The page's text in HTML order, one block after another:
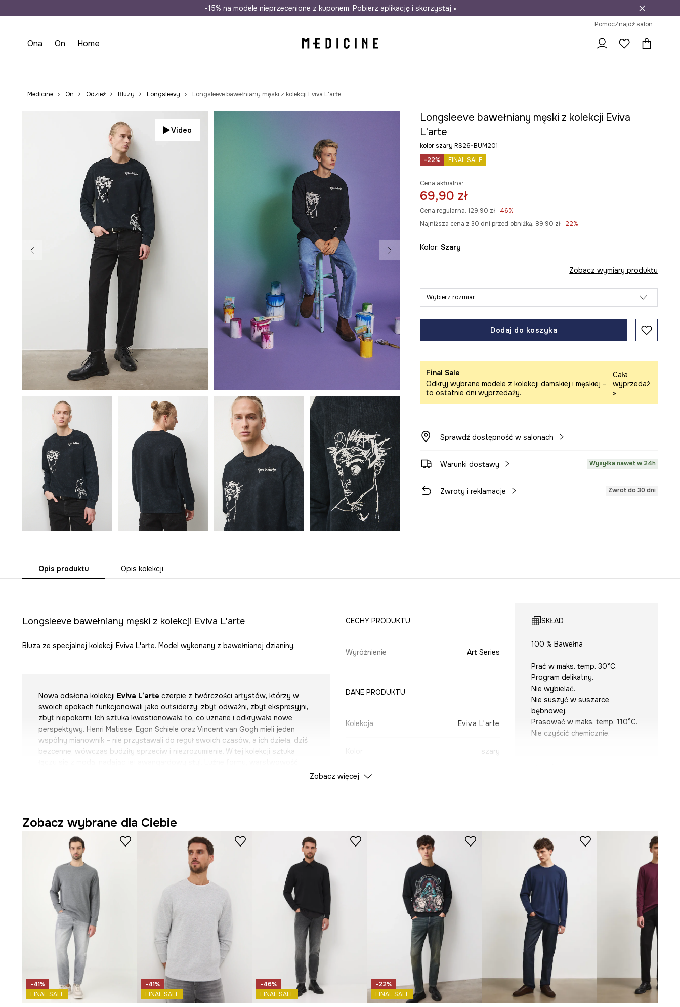
Wysyłka nawet w 24h Darmowa dostawa do salonów 30 dni na zwrot
-15% na modele nieprzecenione z kuponem. Pobierz aplikację i skorzystaj »
PomocZnajdź salon
Ona On Home
Medicine On Odzież Bluzy Longsleevy Longsleeve bawełniany męski z kolekcji Eviva L'arte
Video
Longsleeve bawełniany męski z kolekcji Eviva
L'arte
kolor szary RS26-BUM201
-22%
FINAL SALE
Cena aktualna:
69,90 zł
Cena regularna: 129,90 zł-46%
Najniższa cena z 30 dni przed obniżką: 89,90 zł -22%
Kolor: szary
Zobacz wymiary produktu
Wybierz rozmiar
Dodaj do koszyka
Final Sale
Odkryj wybrane modele z kolekcji damskiej i męskiej –
to ostatnie dni wyprzedaży.
Cała
wyprzedaż
»
Sprawdź dostępność w salonach
Warunki dostawy Wysyłka nawet w 24h
Zwroty i reklamacje Zwrot do 30 dni
Opis produktu Opis kolekcji
Longsleeve bawełniany męski z kolekcji Eviva L'arte
Bluza ze specjalnej kolekcji Eviva L'arte. Model wykonany z bawełnianej dzianiny.
Nowa odsłona kolekcji Eviva L’arte czerpie z twórczości artystów, którzy w
swoich epokach funkcjonowali jako outsiderzy: zbyt odważni, zbyt ekspresyjni,
zbyt niepokorni. Ich sztuka kwestionowała to, co uznane i odkrywała nowe
perspektywy. Henri Matisse, Egon Schiele oraz Vincent van Gogh mieli jeden
wspólny mianownik – nie przystawali do reguł swoich czasów, a ich dzieła, dziś
bezcenne, wówczas budziły sprzeciw i niezrozumienie. W tej kolekcji sztuka
swobodna sylwetka i artystyczny „chaos” tworzą stylizacje, które nie narzucają
dodatki do wnętrz, dzięki którym sztuka przenika nie tylko garderobę, ale i
przestrzeń domową, tworząc stylistyczną oazę.
Eviva L’artepowstała z potrzeby pokazywania emocji, które nie mieszczą się w
utartych schematach. To zaproszenie do wyrażania siebie, odwagi, otwartości
na to, co dookoła i tworzenia własnych kreacji poza konwencją.
Wzór przedstawia kolaż inspirowany twórczością Egona Schielego.
- Fason regular.
- Długi rękaw.
- Obniżona linia ramion.
- Rękawy wykończone ściągaczem.
- Okrągły, prążkowany dekolt.
- Model z nadrukiem.
- Dzianina z efektem sprania.
- Długość rękawa(mierzona od dekoltu): 83,7 cm.
CECHY PRODUKTU
Wyróżnienie Art Series
DANE PRODUKTU
Kolekcja Eviva L'arte
szary
ID Produktu
SKŁAD
100 % Bawełna
Prać w maks. temp. 30°C.
Program delikatny.
Nie wybielać.
Nie suszyć w suszarce
bębnowej.
Prasować w maks. temp. 110°C.
Nie czyścić chemicznie.
WYMIARY
Model na zdjęciu ma 191 cm
wzrostu i ma na sobie rozmiar M.
Zobacz wymiary produktu
Zobacz więcej
Zobacz wybrane dla Ciebie
-41%
FINAL SALE
-41%
FINAL SALE
-46%
FINAL SALE
-22%
FINAL SALE